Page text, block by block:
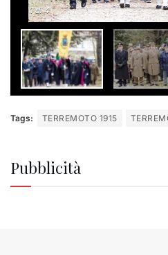
1di 4
Tags: TERREMOTO 1915
Pubblicità